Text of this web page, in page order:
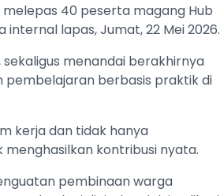
melepas 40 peserta magang Hub
lapas, Jumat, 22 Mei 2026.
menandai berakhirnya
berbasis praktik di
kerja dan tidak hanya
kontribusi nyata.
pembinaan warga